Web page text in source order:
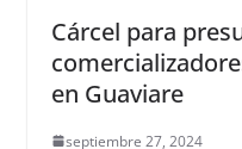
Cárcel para
en Guaviare
septiembre 27, 2024